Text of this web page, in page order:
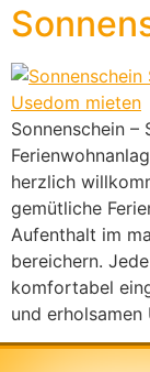
Sonnenschein
herzlich
gemütliche
Aufenthalt im
bereichern.
komfortabel
und